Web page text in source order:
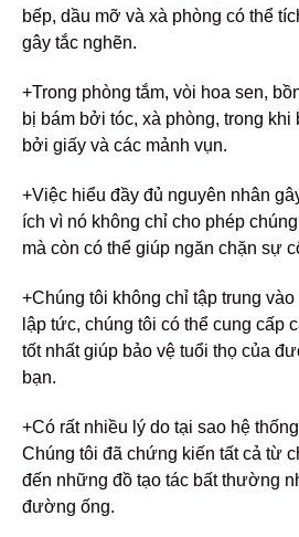
bếp, dầu mỡ và xà phòng có thể
gây tắc nghẽn.
+Trong phòng tắm, vòi hoa sen,
bị bám bởi tóc, xà phòng, trong khi
bởi giấy và các mảnh vụn.
+Việc hiểu đầy đủ nguyên nhân
ích vì nó không chỉ cho phép
mà còn có thể giúp ngăn chặn sự
+Chúng tôi không chỉ tập trung
lập tức, chúng tôi có thể cung cấp
tốt nhất giúp bảo vệ tuổi thọ của
bạn.
+Có rất nhiều lý do tại sao hệ
Chúng tôi đã chứng kiến ​​tất cả từ
đến những đồ tạo tác bất thường
đường ống.